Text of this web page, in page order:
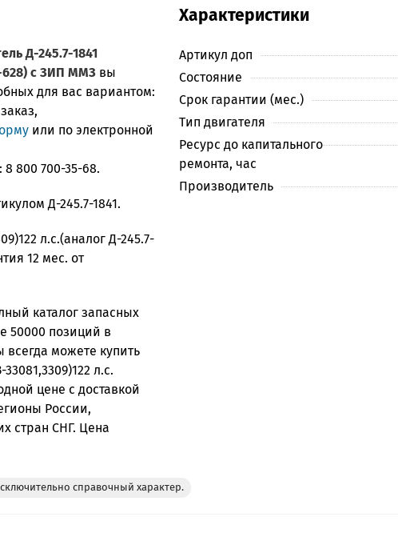
Д-245.7-1841
628) с ЗИП ММЗ вы
для вас вариантом:
или по электронной
8 800 700-35-68.
Д-245.7-1841.
л.с.(аналог Д-245.7-
12 мес. от
каталог запасных
50000 позиций в
можете купить
л.с.
цене с доставкой
России,
стран СНГ. Цена
Характеристики
Артикул доп
Состояние
Срок гарантии (мес.)
Тип двигателя
Ресурс до капитального
ремонта, час
Производитель
справочный характер.